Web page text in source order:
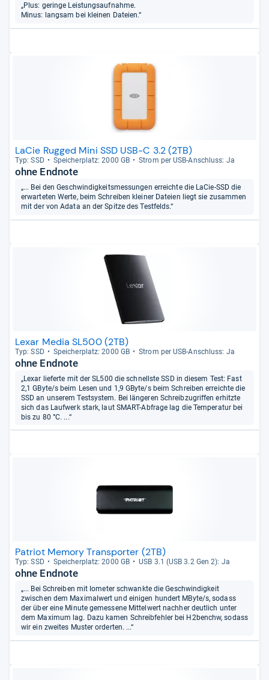
„Plus: geringe Leistungsaufnahme.
Minus: langsam bei kleinen Dateien.“
LaCie Rugged Mini SSD USB-C 3.2 (2TB)
Typ: SSD Spei­cher­platz: 2000 GB Strom per USB-​Anschluss: Ja
ohne Endnote
„... Bei den Geschwindigkeitsmessungen erreichte die LaCie-SSD die
erwarteten Werte, beim Schreiben kleiner Dateien liegt sie zusammen
mit der von Adata an der Spitze des Testfelds.“
Lexar Media SL500 (2TB)
Typ: SSD Spei­cher­platz: 2000 GB Strom per USB-​Anschluss: Ja
ohne Endnote
„Lexar lieferte mit der SL500 die schnellste SSD in diesem Test: Fast
2,1 GByte/s beim Lesen und 1,9 GByte/s beim Schreiben erreichte die
SSD an unserem Testsystem. Bei längeren Schreibzugriffen erhitzte
sich das Laufwerk stark, laut SMART-Abfrage lag die Temperatur bei
bis zu 80 °C. ...“
Patriot Memory Transporter (2TB)
Typ: SSD Spei­cher­platz: 2000 GB USB 3.1 (USB 3.2 Gen 2): Ja
ohne Endnote
„... Bei Schreiben mit Iometer schwankte die Geschwindigkeit
zwischen dem Maximalwert und einigen hundert MByte/s, sodass
der über eine Minute gemessene Mittelwert nachher deutlich unter
dem Maximum lag. Dazu kamen Schreibfehler bei H2benchw, sodass
wir ein zweites Muster orderten. ...“